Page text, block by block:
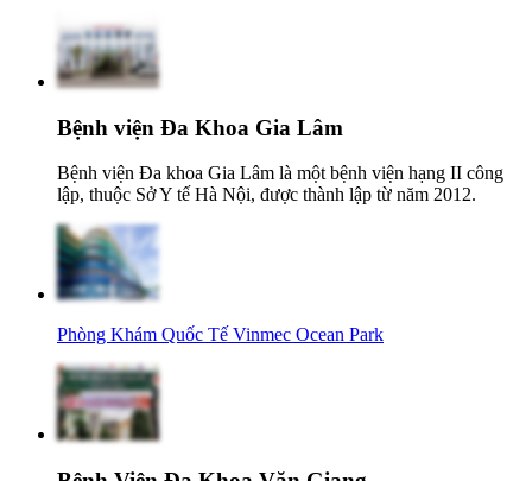
Bệnh viện Đa Khoa Gia Lâm
Bệnh viện Đa khoa Gia Lâm là một bệnh viện hạng II công
lập, thuộc Sở Y tế Hà Nội, được thành lập từ năm 2012.
Phòng Khám Quốc Tế Vinmec Ocean Park